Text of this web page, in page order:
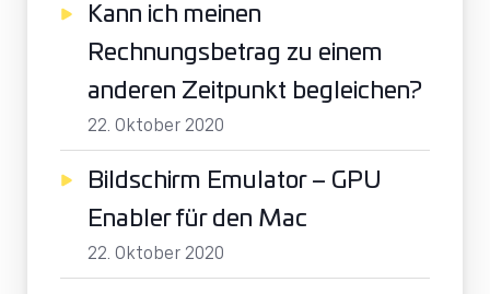
Kann ich meinen
Rechnungsbetrag zu einem
anderen Zeitpunkt begleichen?
22. Oktober 2020
Bildschirm Emulator – GPU
Enabler für den Mac
22. Oktober 2020